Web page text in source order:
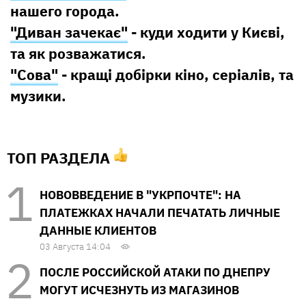
нашего города.
"Диван зачекає" - куди ходити у Києві,
та як розважатися.
"Сова" - кращі добірки кіно, серіалів, та
музики.
ТОП РАЗДЕЛА
НОВОВВЕДЕНИЕ В "УКРПОЧТЕ": НА
ПЛАТЕЖКАХ НАЧАЛИ ПЕЧАТАТЬ ЛИЧНЫЕ
ДАННЫЕ КЛИЕНТОВ
03 Августа 14:04
ПОСЛЕ РОССИЙСКОЙ АТАКИ ПО ДНЕПРУ
МОГУТ ИСЧЕЗНУТЬ ИЗ МАГАЗИНОВ